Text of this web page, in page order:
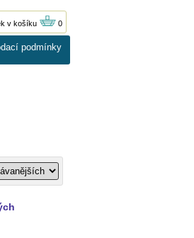
v košíku 0
podmínky